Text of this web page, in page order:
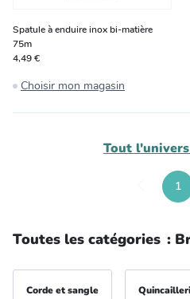
Spatule à enduire inox bi-matière
75m
4,49 €
Choisir mon magasin
Tout l'univers
1
Toutes les catégories :
Corde et sangle